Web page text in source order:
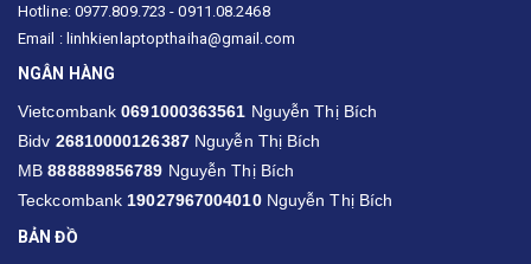
Hotline: 0977.809.723 - 0911.08.2468
Email : linhkienlaptopthaiha@gmail.com
NGÂN HÀNG
Vietcombank0691000363561 Nguyễn Thị Bích
Bidv 26810000126387Nguyễn Thị Bích
MB888889856789 Nguyễn Thị Bích
Teckcombank 19027967004010Nguyễn Thị Bích
BẢN ĐỒ